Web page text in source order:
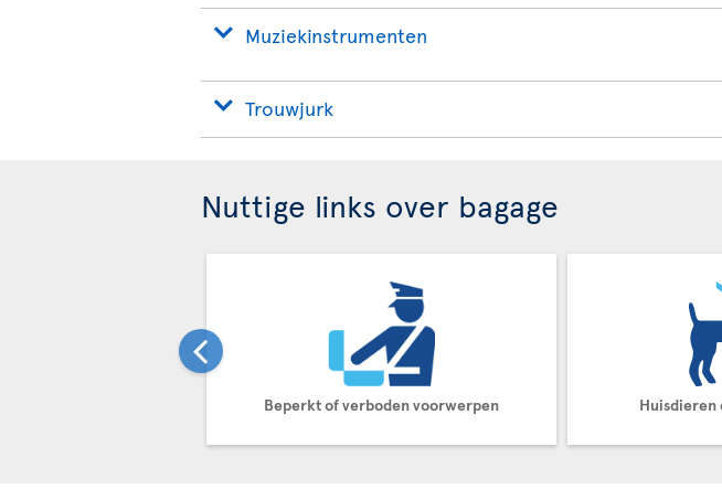
Muziekinstrumenten
Trouwjurk
Nuttige links over bagage
Beperkt of verboden voorwerpen Huisdieren